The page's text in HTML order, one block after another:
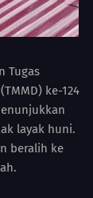
Tugas
ke-124
layak huni.
beralih ke